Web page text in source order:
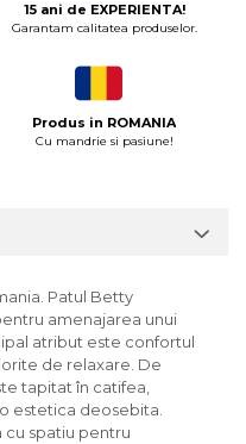
15 ani de EXPERIENTA!
Garantam calitatea produselor.
Produs in ROMANIA
Cu mandrie si pasiune!
Patul Betty
amenajarea unui
atribut este confortul
de relaxare. De
tapitat în catifea,
estetica deosebita.
cu spatiu pentru